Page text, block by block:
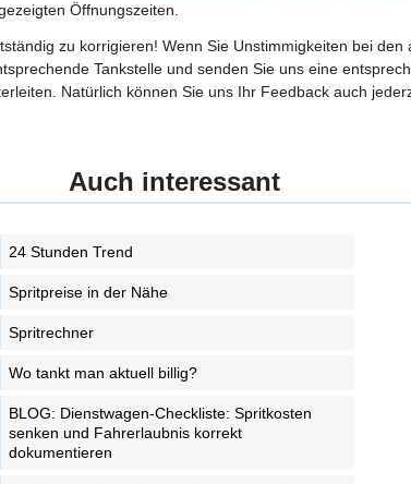
Öffnungszeiten.
zu korrigieren! Wenn Sie Unstimmigkeiten bei den
Tankstelle und senden Sie uns eine
Natürlich können Sie uns Ihr Feedback auch
Auch interessant
24 Stunden Trend
Spritpreise in der Nähe
Spritrechner
Wo tankt man aktuell billig?
BLOG: Dienstwagen-Checkliste: Spritkosten
senken und Fahrerlaubnis korrekt
dokumentieren